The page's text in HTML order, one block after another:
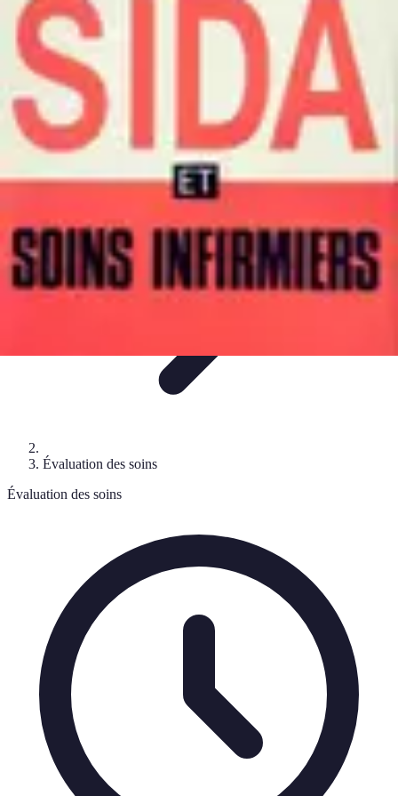
Infirmiers à Domicile
Pratiques et erreurs
Choix de l'infirmier
Technologie et
Innovation
Communication
Infirmiers à Domicile
Évaluation des soins
Évaluation des soins